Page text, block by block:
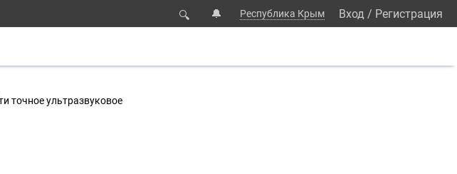
🔍 🔔 Республика Крым Вход / Регистрация
точное ультразвуковое